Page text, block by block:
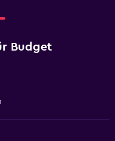
Budget